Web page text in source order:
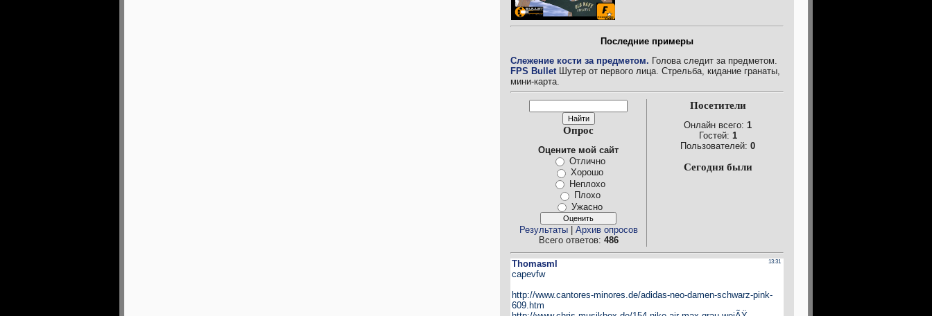
Последние примеры
Слежение кости за предметом. Голова следит за предметом.
FPS BulletШутер от первого лица. Стрельба, кидание гранаты,
мини-карта.
Опрос
Оцените мой сайт
Отлично
Хорошо
Неплохо
Плохо
Ужасно
Результаты| Архив опросов
Всего ответов: 486
Посетители
Онлайн всего: 1
Гостей: 1
Пользователей: 0
Сегодня были